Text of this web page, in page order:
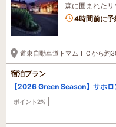
森に囲まれた
1名がこの宿
4時間前に予
道東自動車道トマムＩＣから約
宿泊プラン
【2026 Green Season】サホ
ポイント2%